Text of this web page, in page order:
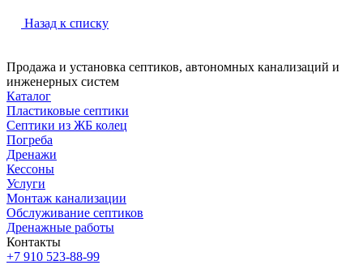
Назад к списку
Продажа и установка септиков, автономных канализаций и
инженерных систем
Каталог
Пластиковые септики
Септики из ЖБ колец
Погреба
Дренажи
Кессоны
Услуги
Монтаж канализации
Обслуживание септиков
Дренажные работы
Контакты
+7 910 523-88-99